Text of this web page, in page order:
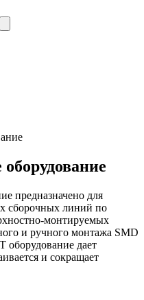
предназначено для
сборочных линий по
монтируемых
и ручного монтажа SMD
оборудование дает
и сокращает